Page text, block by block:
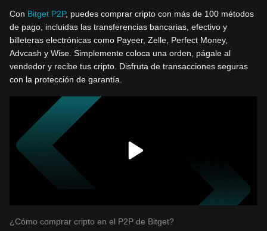
Con Bitget P2P, puedes comprar cripto con más de 100 métodos
de pago, incluidas las transferencias bancarias, efectivo y
billeteras electrónicas como Payeer, Zelle, Perfect Money,
Advcash y Wise. Simplemente coloca una orden, págale al
vendedor y recibe tus cripto. Disfruta de transacciones seguras
con la protección de garantía.
¿Cómo comprar cripto en el P2P de Bitget?